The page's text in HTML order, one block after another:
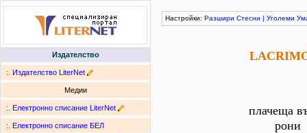
Издателство
:. Издателство LiterNet
Медии
:. Електронно списание LiterNet
:. Електронно списание БЕЛ
Настройки: Разшири Стесни | Уголеми
плачеща
рони